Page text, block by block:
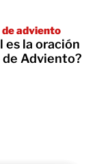
de adviento
es la oración
Adviento?